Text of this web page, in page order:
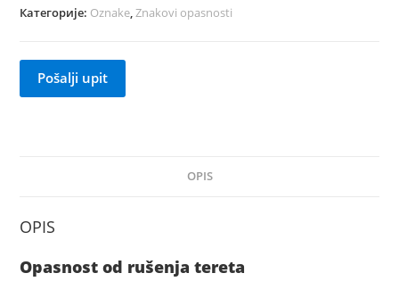
Категорије: Oznake,Znakovi opasnosti
Pošalji upit
OPIS
OPIS
Opasnost od rušenja tereta